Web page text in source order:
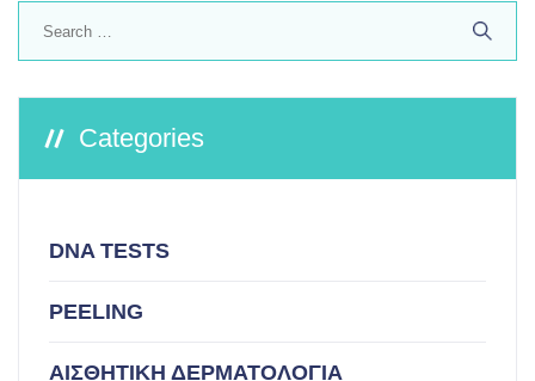
Categories
DNA TESTS
PEELING
ΑΙΣΘΗΤΙΚΗ ΔΕΡΜΑΤΟΛΟΓΙΑ